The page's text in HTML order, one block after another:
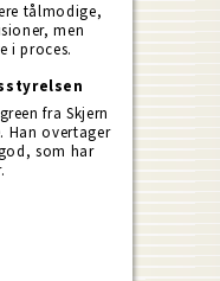
tålmodige,
men
i proces.
fra Skjern
Han overtager
som har